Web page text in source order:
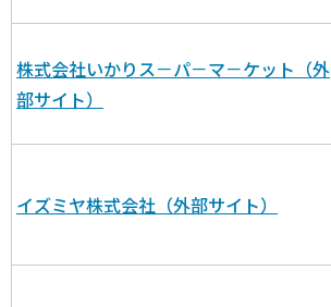
株式会社いかりス－パ－マ－ケット（外
部サイト）
イズミヤ株式会社（外部サイト）